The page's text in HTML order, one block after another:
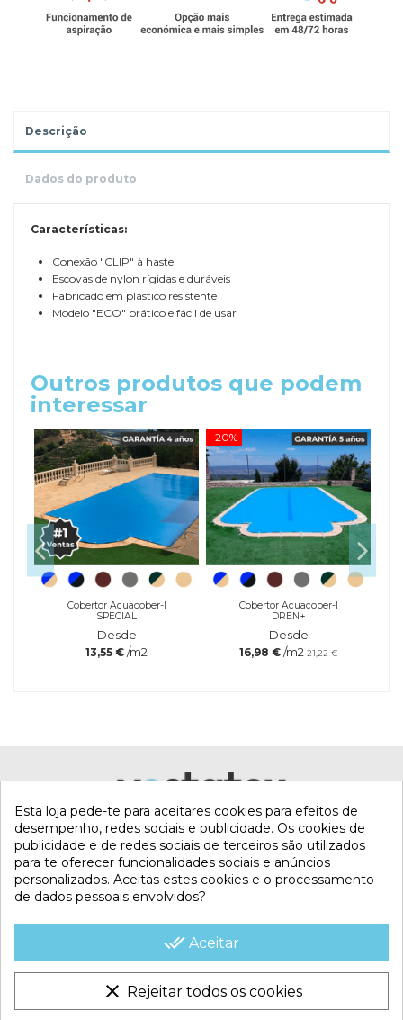
Descrição
Dados do produto
Características:
Conexão "CLIP" à haste
Escovas de nylon rígidas e duráveis
Fabricado em plástico resistente
Modelo "ECO" prático e fácil de usar
Outros produtos que podem
interessar
Cobertor Acuacober-I
SPECIAL
Desde
13,55 € /m2
-20%
Cobertor Acuacober-I
DREN+
Desde
16,98 € /m2 21,22 €
Marca
CONTACTA CON NOSOTROS
CONDICIONES COMERCIALES
Esta loja pede-te para aceitares cookies para efeitos de
desempenho, redes sociais e publicidade. Os cookies de
publicidade e de redes sociais de terceiros são utilizados
para te oferecer funcionalidades sociais e anúncios
personalizados. Aceitas estes cookies e o processamento
de dados pessoais envolvidos?
done_all Aceitar
clear Rejeitar todos os cookies